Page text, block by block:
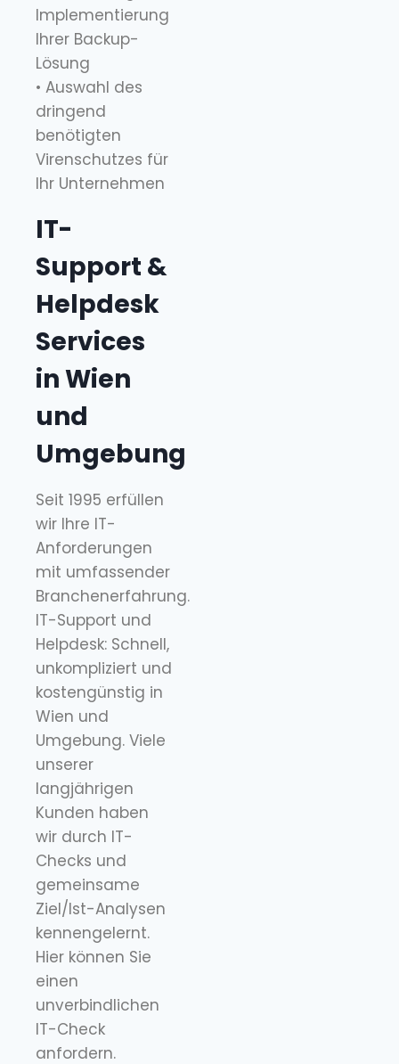
Implementierung
Ihrer Backup-
Lösung
• Auswahl des
dringend
benötigten
Virenschutzes für
Ihr Unternehmen
IT-
Support &
Helpdesk
Services
in Wien
und
Umgebung
Seit 1995 erfüllen
wir Ihre IT-
Anforderungen
mit umfassender
Branchenerfahrung.
IT-Support und
Helpdesk: Schnell,
unkompliziert und
kostengünstig in
Wien und
Umgebung. Viele
unserer
langjährigen
Kunden haben
wir durch IT-
Checks und
gemeinsame
Ziel/Ist-Analysen
kennengelernt.
Hier können Sie
einen
unverbindlichen
IT-Check
anfordern.